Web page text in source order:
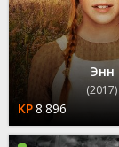
Энн
(2017)
8.896